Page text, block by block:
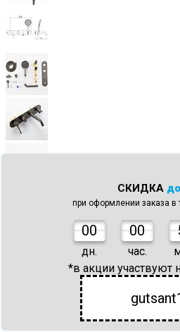
СКИДКА
при оформлении заказа в
00
дн.
00
час.
*в акции участвуют